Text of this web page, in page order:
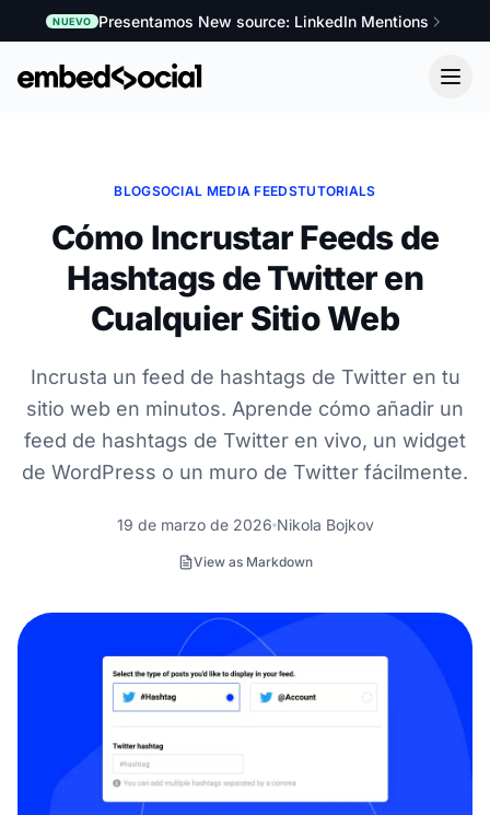
NUEVO Presentamos New source: LinkedIn Mentions
BLOGSOCIAL MEDIA FEEDSTUTORIALS
Cómo Incrustar Feeds de
Hashtags de Twitter en
Cualquier Sitio Web
Incrusta un feed de hashtags de Twitter en tu
sitio web en minutos. Aprende cómo añadir un
feed de hashtags de Twitter en vivo, un widget
de WordPress o un muro de Twitter fácilmente.
19 de marzo de 2026 Nikola Bojkov
View as Markdown